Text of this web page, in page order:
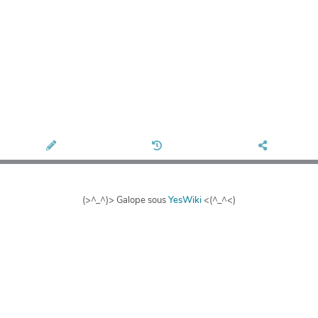
(>^_^)> Galope sousYesWiki<(^_^<)